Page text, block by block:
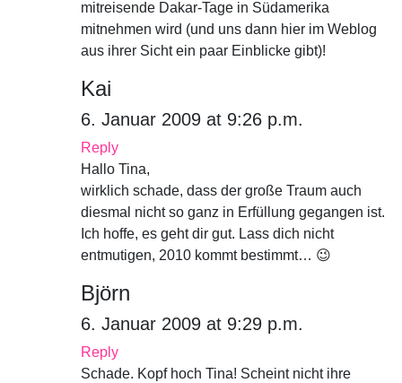
mitreisende Dakar-Tage in Südamerika
mitnehmen wird (und uns dann hier im Weblog
aus ihrer Sicht ein paar Einblicke gibt)!
Kai
6. Januar 2009 at 9:26 p.m.
Reply
Hallo Tina,
wirklich schade, dass der große Traum auch
diesmal nicht so ganz in Erfüllung gegangen ist.
Ich hoffe, es geht dir gut. Lass dich nicht
entmutigen, 2010 kommt bestimmt… 😉
Björn
6. Januar 2009 at 9:29 p.m.
Reply
Schade. Kopf hoch Tina! Scheint nicht ihre